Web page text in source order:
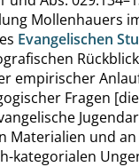
Mollenhauers
Evangelischen
empirischer
Fragen
Materialien und
kategorialen